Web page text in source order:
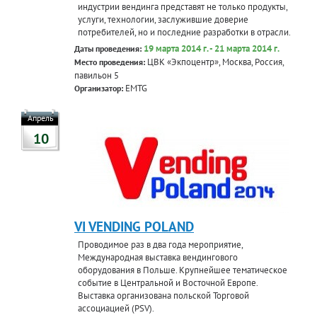
индустрии вендинга представят не только продукты,
услуги, технологии, заслужившие доверие
потребителей, но и последние разработки в отрасли.
Даты проведения: 19 марта 2014 г. - 21 марта 2014 г.
Место проведения: ЦВК «Экпоцентр», Москва, Россия,
павильон 5
Организатор: EMTG
Апрель
10
VI VENDING POLAND
Проводимое раз в два года мероприятие,
Международная выставка вендингового
оборудования в Польше. Крупнейшее тематическое
событие в Центральной и Восточной Европе.
Выставка организована польской Торговой
ассоциацией (PSV).